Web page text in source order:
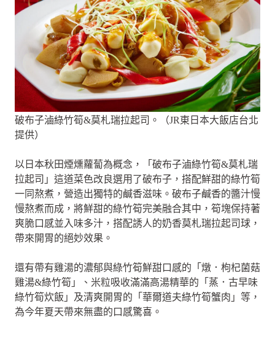
破布子滷綠竹筍&莫札瑞拉起司。（JR東日本大飯店台北
提供）
以日本秋田煙燻蘿蔔為概念，「破布子滷綠竹筍&莫札瑞
拉起司」這道菜色改良選用了破布子，搭配鮮甜的綠竹筍
一同熬煮，營造出獨特的鹹香滋味。破布子鹹香的醬汁慢
慢熬煮而成，將鮮甜的綠竹筍完美融合其中，筍塊保持著
爽脆口感並入味多汁，搭配誘人的奶香莫札瑞拉起司球，
帶來開胃的絕妙效果。
還有帶有雞湯的濃郁與綠竹筍鮮甜口感的「燉．枸杞菌菇
雞湯&綠竹筍」、米粒吸收滿滿高湯精華的「蒸．古早味
綠竹筍炊飯」及清爽開胃的「華爾道夫綠竹筍蟹肉」等，
為今年夏天帶來無盡的口感驚喜。